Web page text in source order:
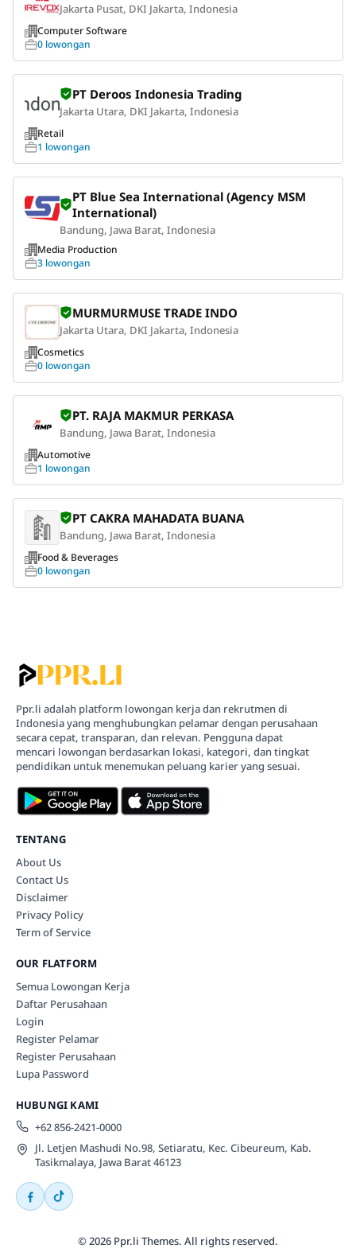
Jakarta Pusat, DKI Jakarta, Indonesia
Computer Software
0 lowongan
PT Deroos Indonesia Trading
Jakarta Utara, DKI Jakarta, Indonesia
Retail
1 lowongan
PT Blue Sea International (Agency MSM
International)
Bandung, Jawa Barat, Indonesia
Media Production
3 lowongan
MURMURMUSE TRADE INDO
Jakarta Utara, DKI Jakarta, Indonesia
Cosmetics
0 lowongan
PT. RAJA MAKMUR PERKASA
Bandung, Jawa Barat, Indonesia
Automotive
1 lowongan
PT CAKRA MAHADATA BUANA
Bandung, Jawa Barat, Indonesia
Food & Beverages
0 lowongan
Ppr.li adalah platform lowongan kerja dan rekrutmen di
Indonesia yang menghubungkan pelamar dengan perusahaan
secara cepat, transparan, dan relevan. Pengguna dapat
mencari lowongan berdasarkan lokasi, kategori, dan tingkat
pendidikan untuk menemukan peluang karier yang sesuai.
TENTANG
About Us
Contact Us
Disclaimer
Privacy Policy
Term of Service
OUR FLATFORM
Semua Lowongan Kerja
Daftar Perusahaan
Login
Register Pelamar
Register Perusahaan
Lupa Password
HUBUNGI KAMI
+62 856-2421-0000
Jl. Letjen Mashudi No.98, Setiaratu, Kec. Cibeureum, Kab.
Tasikmalaya, Jawa Barat 46123
© 2026 Ppr.li Themes. All rights reserved.